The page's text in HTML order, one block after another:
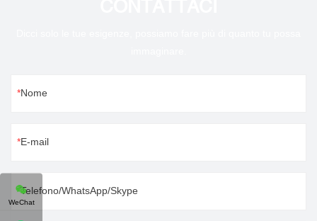
Nome
E-mail
Telefono/WhatsApp/Skype
WeChat